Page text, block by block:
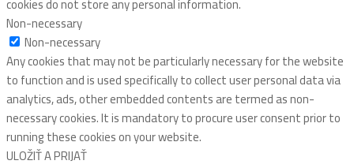
Non-necessary
Non-necessary
Any cookies that may not be particularly necessary for the website
to function and is used specifically to collect user personal data via
analytics, ads, other embedded contents are termed as non-
necessary cookies. It is mandatory to procure user consent prior to
running these cookies on your website.
ULOŽIŤ A PRIJAŤ